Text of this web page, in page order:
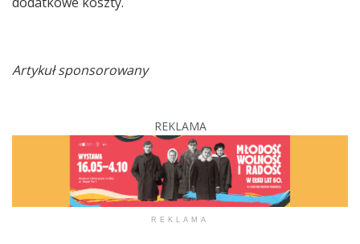
Artykuł sponsorowany
REKLAMA
REKLAMA